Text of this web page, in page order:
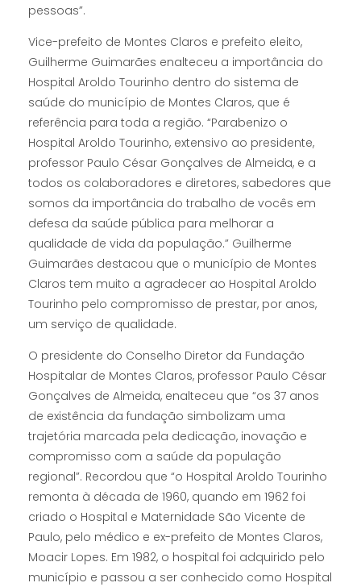
pessoas”.
Vice-prefeito de Montes Claros e prefeito eleito,
Guilherme Guimarães enalteceu a importância do
Hospital Aroldo Tourinho dentro do sistema de
saúde do município de Montes Claros, que é
referência para toda a região. “Parabenizo o
Hospital Aroldo Tourinho, extensivo ao presidente,
professor Paulo César Gonçalves de Almeida, e a
todos os colaboradores e diretores, sabedores que
somos da importância do trabalho de vocês em
defesa da saúde pública para melhorar a
qualidade de vida da população.” Guilherme
Guimarães destacou que o município de Montes
Claros tem muito a agradecer ao Hospital Aroldo
Tourinho pelo compromisso de prestar, por anos,
um serviço de qualidade.
O presidente do Conselho Diretor da Fundação
Hospitalar de Montes Claros, professor Paulo César
Gonçalves de Almeida, enalteceu que “os 37 anos
de existência da fundação simbolizam uma
trajetória marcada pela dedicação, inovação e
compromisso com a saúde da população
regional”. Recordou que “o Hospital Aroldo Tourinho
remonta à década de 1960, quando em 1962 foi
criado o Hospital e Maternidade São Vicente de
Paulo, pelo médico e ex-prefeito de Montes Claros,
Moacir Lopes. Em 1982, o hospital foi adquirido pelo
município e passou a ser conhecido como Hospital